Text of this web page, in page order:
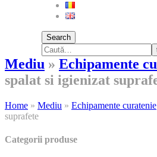
Search
Mediu » Echipamente
spalat si igienizat
Home » Mediu » Echipamente curatenie
suprafete
Categorii produse